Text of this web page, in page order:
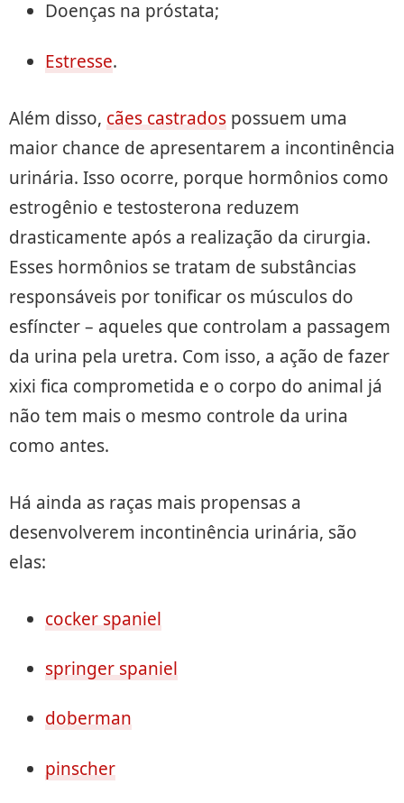
Doenças na próstata;
Estresse.
Além disso, cães castrados possuem uma
maior chance de apresentarem a incontinência
urinária. Isso ocorre, porque hormônios como
estrogênio e testosterona reduzem
drasticamente após a realização da cirurgia.
Esses hormônios se tratam de substâncias
responsáveis por tonificar os músculos do
esfíncter – aqueles que controlam a passagem
da urina pela uretra. Com isso, a ação de fazer
xixi fica comprometida e o corpo do animal já
não tem mais o mesmo controle da urina
como antes.
Há ainda as raças mais propensas a
desenvolverem incontinência urinária, são
elas:
cocker spaniel
springer spaniel
doberman
pinscher